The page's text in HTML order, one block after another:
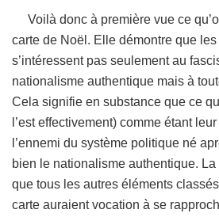
Voilà donc à première vue ce
carte de Noël. Elle démontre que
s’intéressent pas seulement au
nationalisme authentique mais à
Cela signifie en substance que ce
l’est effectivement) comme étant
l’ennemi du système politique né
bien le nationalisme authentique.
que tous les autres éléments
carte auraient vocation à se